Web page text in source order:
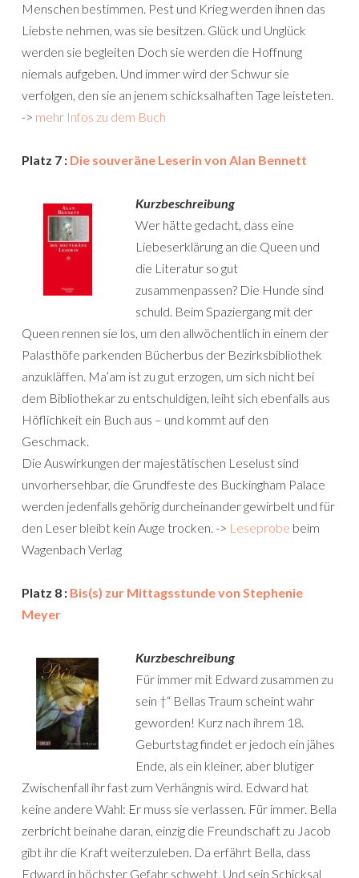
Menschen bestimmen. Pest und Krieg werden ihnen das
Liebste nehmen, was sie besitzen. Glück und Unglück
werden sie begleiten Doch sie werden die Hoffnung
niemals aufgeben. Und immer wird der Schwur sie
verfolgen, den sie an jenem schicksalhaften Tage leisteten.
-> mehr Infos zu dem Buch
Platz 7 : Die souveräne Leserin von Alan Bennett
Kurzbeschreibung
Wer hätte gedacht, dass eine
Liebeserklärung an die Queen und
die Literatur so gut
zusammenpassen? Die Hunde sind
schuld. Beim Spaziergang mit der
Queen rennen sie los, um den allwöchentlich in einem der
Palasthöfe parkenden Bücherbus der Bezirksbibliothek
anzukläffen. Ma’am ist zu gut erzogen, um sich nicht bei
dem Bibliothekar zu entschuldigen, leiht sich ebenfalls aus
Höflichkeit ein Buch aus – und kommt auf den
Geschmack.
Die Auswirkungen der majestätischen Leselust sind
unvorhersehbar, die Grundfeste des Buckingham Palace
werden jedenfalls gehörig durcheinander gewirbelt und für
den Leser bleibt kein Auge trocken. -> Leseprobe beim
Wagenbach Verlag
Platz 8 : Bis(s) zur Mittagsstunde von Stephenie
Meyer
Kurzbeschreibung
Für immer mit Edward zusammen zu
sein †“ Bellas Traum scheint wahr
geworden! Kurz nach ihrem 18.
Geburtstag findet er jedoch ein jähes
Ende, als ein kleiner, aber blutiger
Zwischenfall ihr fast zum Verhängnis wird. Edward hat
keine andere Wahl: Er muss sie verlassen. Für immer. Bella
zerbricht beinahe daran, einzig die Freundschaft zu Jacob
gibt ihr die Kraft weiterzuleben. Da erfährt Bella, dass
Edward in höchster Gefahr schwebt. Und sein Schicksal